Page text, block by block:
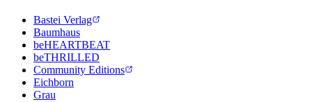
Bastei Verlag
Baumhaus
beHEARTBEAT
beTHRILLED
Community Editions
Eichborn
Grau